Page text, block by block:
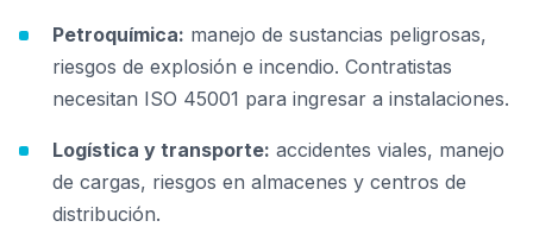
Petroquímica: manejo de sustancias peligrosas,
riesgos de explosión e incendio. Contratistas
necesitan ISO 45001 para ingresar a instalaciones.
Logística y transporte: accidentes viales, manejo
de cargas, riesgos en almacenes y centros de
distribución.